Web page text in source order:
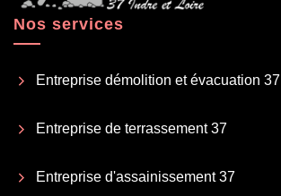
Nos services
Entreprise démolition et évacuation 37
Entreprise de terrassement 37
Entreprise d'assainissement 37